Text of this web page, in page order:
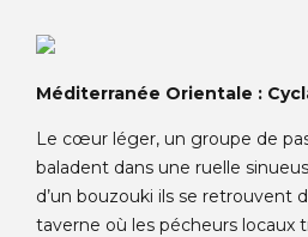
Méditerranée Orientale :
Le cœur léger, un groupe de
baladent dans une ruelle
d’un bouzouki ils se retrouvent
taverne où les pécheurs locaux